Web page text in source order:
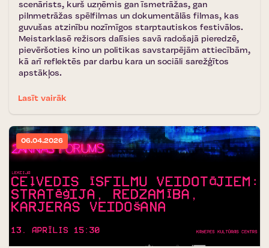
scenārists, kurš uzņēmis gan īsmetrāžas, gan
pilnmetrāžas spēlfilmas un dokumentālās filmas, kas
guvušas atzinību nozīmīgos starptautiskos festivālos.
Meistarklasē režisors dalīsies savā radošajā pieredzē,
pievēršoties kino un politikas savstarpējām attiecībām,
kā arī reflektēs par darbu kara un sociāli sarežģītos
apstākļos.
Lasīt vairāk
06.04.2026